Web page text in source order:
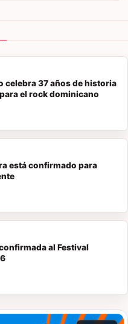
celebra 37 años de historia
el rock dominicano
está confirmado para
al Festival